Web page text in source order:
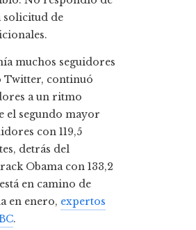
solicitud de
muchos seguidores
Twitter, continuó
a un ritmo
el segundo mayor
con 119,5
detrás del
Obama con 133,2
en camino de
en enero, expertos
.